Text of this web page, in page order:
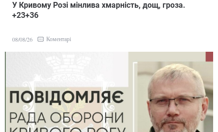
У Кривому Розі мінлива хмарність, дощ, гроза.
+23+36
08/08/26 Коментарі